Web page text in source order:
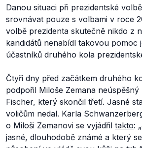
Danou situaci při prezidentské
srovnávat pouze s volbami v roce
volbě prezidenta skutečně nikdo z
kandidátů nenabídl takovou pomoc
účastníků druhého kola
Čtyři dny před začátkem druhého
podpořil Miloše Zemana neúspěšný
Fischer, který skončil třetí. Jasné
voličům nedal. Karla
o Miloši Zemanovi se vyjádřil takto: „
jasné, dlouhodobě známé a který